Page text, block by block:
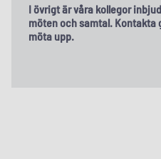
I övrigt är våra kollegor
möten och samtal. Kontakta
möta upp.